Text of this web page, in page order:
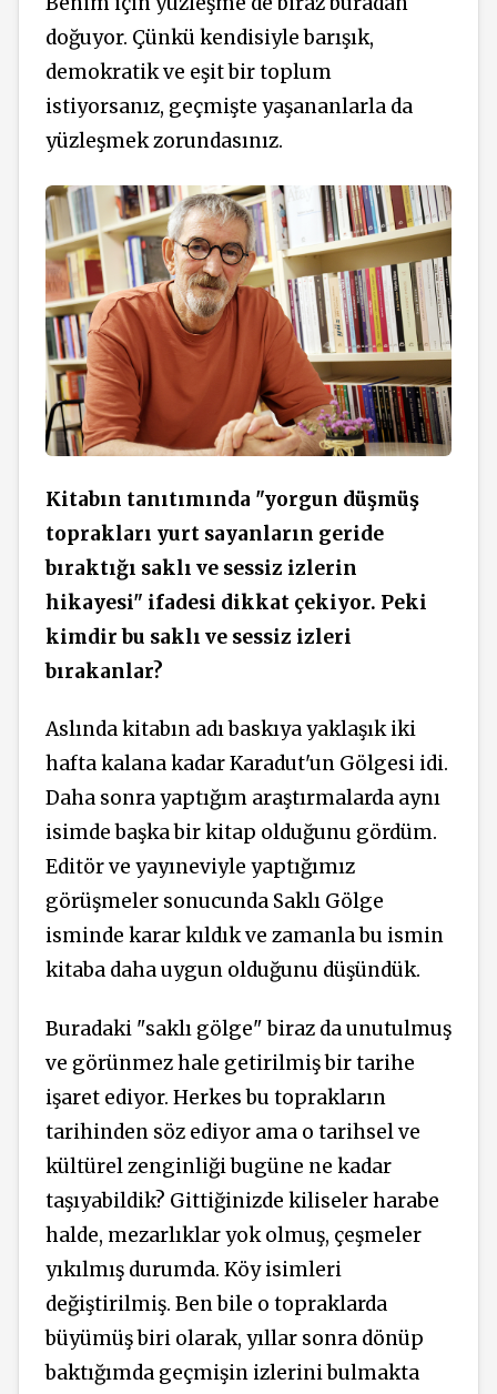
doğuyor. Çünkü kendisiyle barışık,
demokratik ve eşit bir toplum
istiyorsanız, geçmişte yaşananlarla da
yüzleşmek zorundasınız.
Kitabın tanıtımında "yorgun düşmüş
toprakları yurt sayanların geride
bıraktığı saklı ve sessiz izlerin
hikayesi" ifadesi dikkat çekiyor. Peki
kimdir bu saklı ve sessiz izleri
bırakanlar?
Aslında kitabın adı baskıya yaklaşık iki
hafta kalana kadar Karadut'un Gölgesi idi.
Daha sonra yaptığım araştırmalarda aynı
isimde başka bir kitap olduğunu gördüm.
Editör ve yayıneviyle yaptığımız
görüşmeler sonucunda Saklı Gölge
isminde karar kıldık ve zamanla bu ismin
kitaba daha uygun olduğunu düşündük.
Buradaki "saklı gölge" biraz da unutulmuş
ve görünmez hale getirilmiş bir tarihe
işaret ediyor. Herkes bu toprakların
tarihinden söz ediyor ama o tarihsel ve
kültürel zenginliği bugüne ne kadar
taşıyabildik? Gittiğinizde kiliseler harabe
halde, mezarlıklar yok olmuş, çeşmeler
yıkılmış durumda. Köy isimleri
değiştirilmiş. Ben bile o topraklarda
büyümüş biri olarak, yıllar sonra dönüp
baktığımda geçmişin izlerini bulmakta